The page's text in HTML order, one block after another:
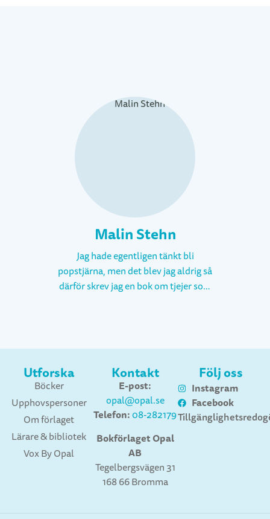
Malin Stehn
Jag hade egentligen tänkt bli
popstjärna, men det blev jag aldrig så
därför skrev jag en bok om tjejer som
ny yrkesbana. Nu har jag skrivit över
inte fullt lika många för vuxna). I
botten är jag förlagsredaktör och
arbetade under drygt tio år med
andras texter. Sedan hösten 2006
frilansar jag på heltid och numera
ägnar jag mig uteslutande åt det jag
tycker är allra roligast: att skriva
själv. Jag har skrivit många böcker om
Utforska
Böcker
Upphovspersoner
Om förlaget
Lärare & bibliotek
Vox By Opal
Kontakt
E-post:
opal@opal.se
Telefon:08-282179
Bokförlaget Opal
AB
Tegelbergsvägen 31
168 66 Bromma
Följ oss
Instagram
Facebook